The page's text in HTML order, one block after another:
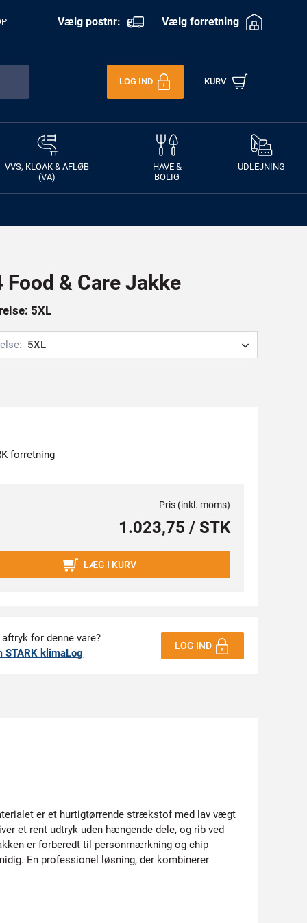
Vælg postnr: Vælg forretning
LOG IND KURV
VVS, KLOAK & AFLØB
(VA)
HAVE &
BOLIG
UDLEJNING
Food & Care Jakke
5XL
5XL
forretning
Pris (inkl. moms)
1.023,75 / STK
LÆG I KURV
aftryk for denne vare?
STARK klimaLog
LOG IND
er et hurtigtørrende strækstof med lav vægt
et rent udtryk uden hængende dele, og rib ved
er forberedt til personmærkning og chip
En professionel løsning, der kombinerer